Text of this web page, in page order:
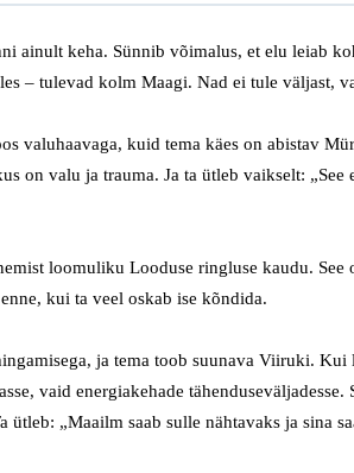
ainult keha. Sünnib võimalus, et elu leiab
– tulevad kolm Maagi. Nad ei tule väljast,
valuhaavaga, kuid tema käes on abistav
on valu ja trauma. Ja ta ütleb vaikselt: „See
loomuliku Looduse ringluse kaudu. See
kui ta veel oskab ise kõndida.
, ja tema toob suunava Viiruki. Kui
vaid energiakehade tähenduseväljadesse.
a ütleb: „Maailm saab sulle nähtavaksja sina